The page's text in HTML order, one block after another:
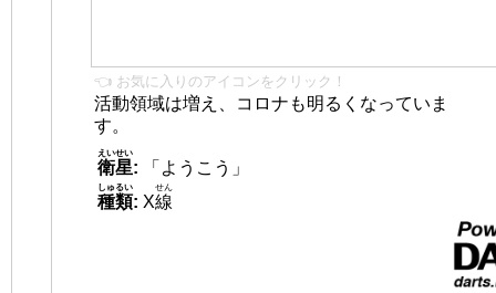
👈 お気に入りのアイコンをクリック！
活動領域は増え、コロナも明るくなっていま
す。
衛星
えいせい
:
「ようこう」
種類
しゅるい
: X線
せん